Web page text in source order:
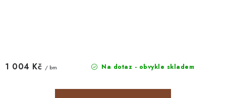
Na dotaz - obvykle skladem
1 004 Kč / bm